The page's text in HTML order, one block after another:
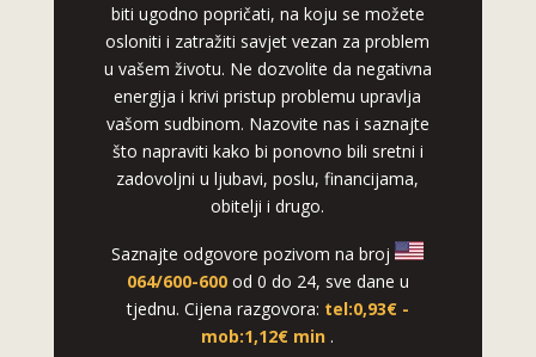
biti ugodno popričati, na koju se možete
osloniti i zatražiti savjet vezan za problem
u vašem životu. Ne dozvolite da negativna
energija i krivi pristup problemu upravlja
vašom sudbinom. Nazovite nas i saznajte
što napraviti kako bi ponovno bili sretni i
zadovoljni u ljubavi, poslu, financijama,
obitelji i drugo.
Saznajte odgovore pozivom na broj
064/600-600 od 0 do 24, sve dane u
tjednu. Cijena razgovora: tel:0,93€ -
mob:1,12€ min .